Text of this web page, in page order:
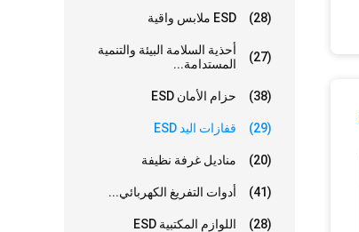
ESD ملابس واقية (28)
أحذية السلامة البيئة والتنمية
المستدامة...
(27)
حزام الأمان ESD (38)
قفازات اليد ESD (29)
مناديل غرفة نظيفة (20)
أدوات التفريغ الكهربائي... (41)
اللوازم المكتبية ESD (28)